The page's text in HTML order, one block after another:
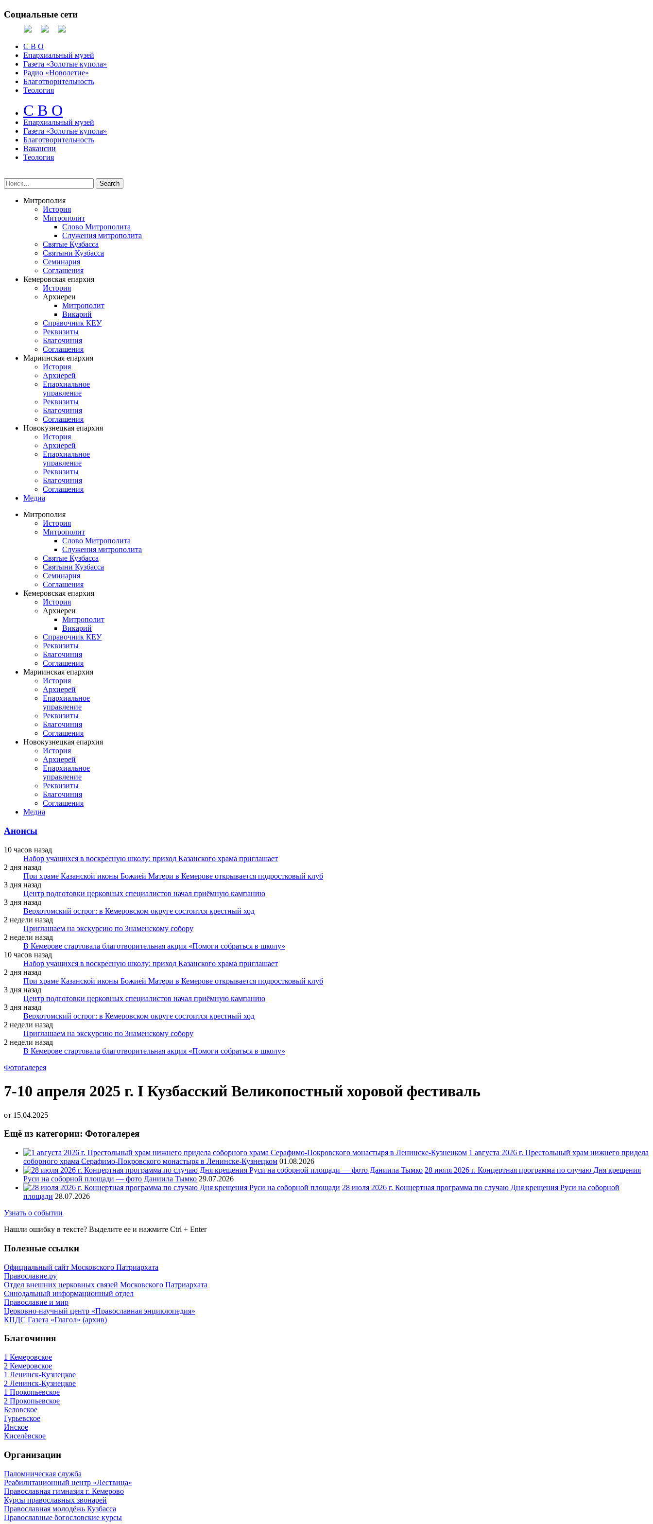
Социальные сети
С В О
Епархиальный музей
Газета «Золотые купола»
Радио «Новолетие»
Благотворительность
Теология
С В О
Епархиальный музeй
Газета «Золотые купола»
Благотворительность
Вакансии
Теология
Митрополия
История
Митрополит
Слово Митрополита
Служения митрополита
Святые Кузбасса
Святыни Кузбасса
Семинария
Соглашения
Кемеровская епархия
История
Архиереи
Митрополит
Викарий
Справочник КЕУ
Реквизиты
Благочиния
Соглашения
Мариинская епархия
История
Архиерей
Епархиальное
управление
Реквизиты
Благочиния
Соглашения
Новокузнецкая епархия
История
Архиерей
Епархиальное
управление
Реквизиты
Благочиния
Соглашения
Медиа
Митрополия
История
Митрополит
Слово Митрополита
Служения митрополита
Святые Кузбасса
Святыни Кузбасса
Семинария
Соглашения
Кемеровская епархия
История
Архиереи
Митрополит
Викарий
Справочник КЕУ
Реквизиты
Благочиния
Соглашения
Мариинская епархия
История
Архиерей
Епархиальное
управление
Реквизиты
Благочиния
Соглашения
Новокузнецкая епархия
История
Архиерей
Епархиальное
управление
Реквизиты
Благочиния
Соглашения
Медиа
Анонсы
10 часов назад
Набор учащихся в воскресную школу: приход Казанского храма приглашает
2 дня назад
При храме Казанской иконы Божией Матери в Кемерове открывается подростковый клуб
3 дня назад
Центр подготовки церковных специалистов начал приёмную кампанию
3 дня назад
Верхотомский острог: в Кемеровском округе состоится крестный ход
2 недели назад
Приглашаем на экскурсию по Знаменскому собору
2 недели назад
В Кемерове стартовала благотворительная акция «Помоги собраться в школу»
10 часов назад
Набор учащихся в воскресную школу: приход Казанского храма приглашает
2 дня назад
При храме Казанской иконы Божией Матери в Кемерове открывается подростковый клуб
3 дня назад
Центр подготовки церковных специалистов начал приёмную кампанию
3 дня назад
Верхотомский острог: в Кемеровском округе состоится крестный ход
2 недели назад
Приглашаем на экскурсию по Знаменскому собору
2 недели назад
В Кемерове стартовала благотворительная акция «Помоги собраться в школу»
Фотогалерея
7-10 апреля 2025 г. I Кузбасский Великопостный хоровой фестиваль
от 15.04.2025
Ещё из категории: Фотогалерея
1 августа 2026 г. Престольный храм нижнего придела
соборного храма Серафимо-Покровского монастыря в Ленинске-Кузнецком 01.08.2026
28 июля 2026 г. Концертная программа по случаю Дня крещения
Руси на соборной площади — фото Даниила Тымко 29.07.2026
28 июля 2026 г. Концертная программа по случаю Дня крещения Руси на соборной
площади 28.07.2026
Узнать о событии
Нашли ошибку в тексте? Выделите ее и нажмите Ctrl + Enter
Полезные ссылки
Официальный сайт Московского Патриархата
Православие.ру
Отдел внешних церковных связей Московского Патриархата
Синодальный информационный отдел
Православие и мир
Церковно-научный центр «Православная энциклопедия»
КПДС Газета «Глагол» (архив)
Благочиния
1 Кемеровское
2 Кемеровское
1 Ленинск-Кузнецкое
2 Ленинск-Кузнецкое
1 Прокопьевское
2 Прокопьевское
Беловское
Гурьевское
Инское
Киселёвское
Организации
Паломническая служба
Реабилитационный центр «Лествица»
Православная гимназия г. Кемерово
Курсы православных звонарей
Православная молодёжь Кузбасса
Православные богословские курсы